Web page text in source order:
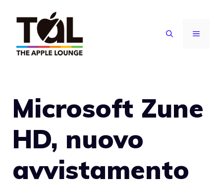
contenuto
MENU
Microsoft Zune
HD, nuovo
avvistamento